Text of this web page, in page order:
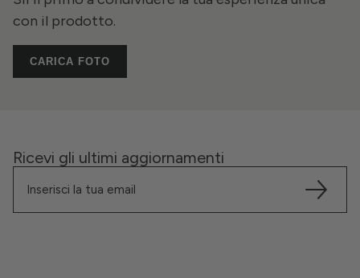
con il prodotto.
CARICA FOTO
Ricevi gli ultimi aggiornamenti